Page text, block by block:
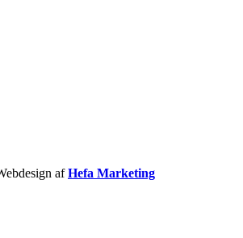
afHefa Marketing